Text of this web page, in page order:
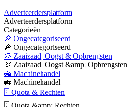
Adverteerdersplatform
Adverteerdersplatform
Categorieën
🔎 Ongecategoriseerd
🔎 Ongecategoriseerd
🥔 Zaaizaad, Oogst & Opbrengsten
🥔 Zaaizaad, Oogst &amp; Opbrengsten
🚜 Machinehandel
🚜 Machinehandel
🗄 Quota & Rechten
🗄 Quota &amp; Rechten